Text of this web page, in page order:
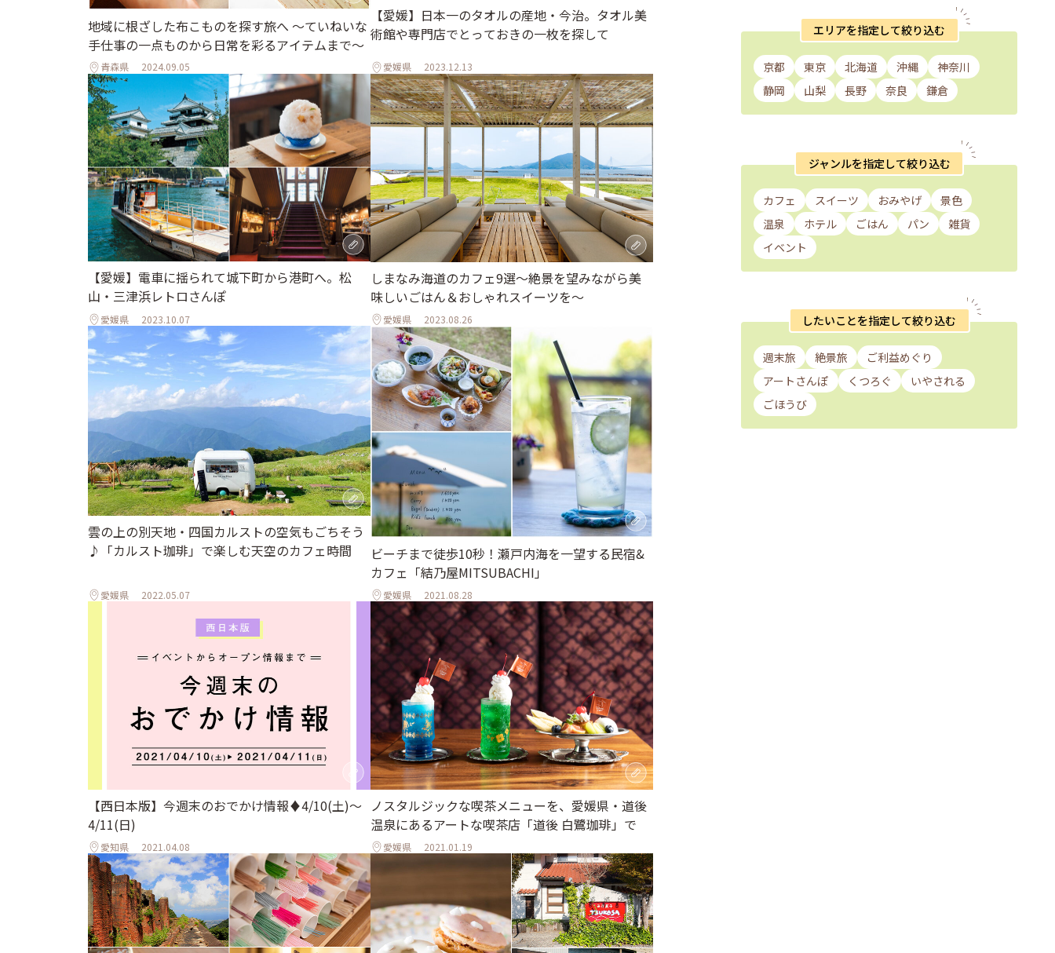
地域に根ざした布こものを探す旅へ 〜ていねいな
手仕事の一点ものから日常を彩るアイテムまで〜
青森県 2024.09.05
【愛媛】日本一のタオルの産地・今治。タオル美
術館や専門店でとっておきの一枚を探して
愛媛県 2023.12.13
【愛媛】電車に揺られて城下町から港町へ。松
山・三津浜レトロさんぽ
愛媛県 2023.10.07
しまなみ海道のカフェ9選〜絶景を望みながら美
味しいごはん＆おしゃれスイーツを〜
愛媛県 2023.08.26
雲の上の別天地・四国カルストの空気もごちそう
♪「カルスト珈琲」で楽しむ天空のカフェ時間
愛媛県 2022.05.07
ビーチまで徒歩10秒！瀬戸内海を一望する民宿&
カフェ「結乃屋MITSUBACHI」
愛媛県 2021.08.28
【西日本版】今週末のおでかけ情報♦︎4/10(土)〜
4/11(日)
愛知県 2021.04.08
ノスタルジックな喫茶メニューを、愛媛県・道後
温泉にあるアートな喫茶店「道後 白鷺珈琲」で
愛媛県 2021.01.19
エリアを指定して絞り込む
京都 東京 北海道 沖縄
神奈川
静岡
山梨 長野 奈良 鎌倉
ジャンルを指定して絞り込む
カフェ スイーツ おみやげ
景色
温泉
ホテル ごはん パン
雑貨
イベント
したいことを指定して絞り込む
週末旅 絶景旅
ご利益めぐり
アートさんぽ
くつろぐ
いやされる
ごほうび